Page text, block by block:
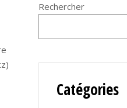
Rechercher
Catégories